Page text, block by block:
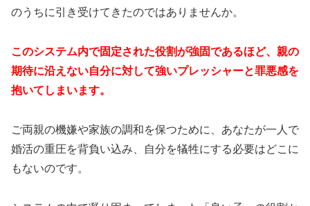
のうちに引き受けてきたのではありませんか。
このシステム内で固定された役割が強固であるほど、親の
期待に沿えない自分に対して強いプレッシャーと罪悪感を
抱いてしまいます。
ご両親の機嫌や家族の調和を保つために、あなたが一人で
婚活の重圧を背負い込み、自分を犠牲にする必要はどこに
もないのです。